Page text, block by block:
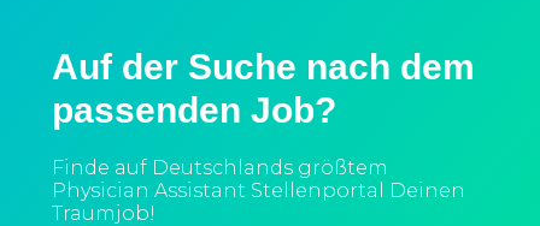
Auf der Suche nach dem
passenden Job?
Finde auf Deutschlands größtem
Physician Assistant Stellenportal Deinen
Traumjob!